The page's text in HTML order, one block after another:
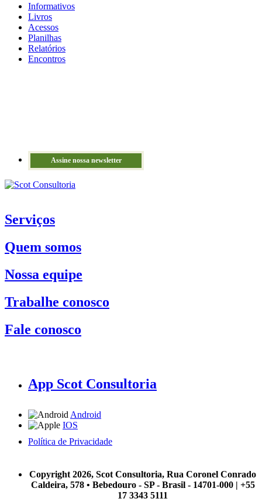
Informativos
Livros
Acessos
Planilhas
Relatórios
Encontros
Assine nossa newsletter
Serviços
Quem somos
Nossa equipe
Trabalhe conosco
Fale conosco
App Scot Consultoria
Android
IOS
Política de Privacidade
Copyright 2026, Scot Consultoria, Rua Coronel Conrado
Caldeira, 578 • Bebedouro - SP - Brasil - 14701-000 | +55
17 3343 5111